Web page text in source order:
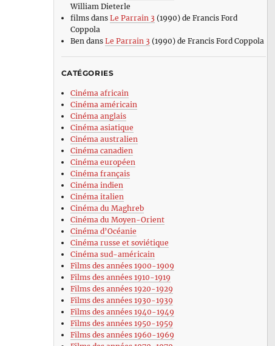
William Dieterle
filmsdans Le Parrain 3 (1990) de Francis Ford
Coppola
Ben dans Le Parrain 3 (1990) de Francis Ford Coppola
CATÉGORIES
Cinéma africain
Cinéma américain
Cinéma anglais
Cinéma asiatique
Cinéma australien
Cinéma canadien
Cinéma européen
Cinéma français
Cinéma indien
Cinéma italien
Cinéma du Maghreb
Cinéma du Moyen-Orient
Cinéma d’Océanie
Cinéma russe et soviétique
Cinéma sud-américain
Films des années 1900-1909
Films des années 1910-1919
Films des années 1920-1929
Films des années 1930-1939
Films des années 1940-1949
Films des années 1950-1959
Films des années 1960-1969